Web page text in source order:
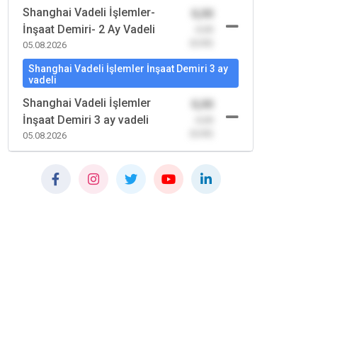
Shanghai Vadeli İşlemler-
İnşaat Demiri- 2 Ay Vadeli
05.08.2026
Shanghai Vadeli İşlemler İnşaat Demiri 3 ay
vadeli
Shanghai Vadeli İşlemler
İnşaat Demiri 3 ay vadeli
05.08.2026